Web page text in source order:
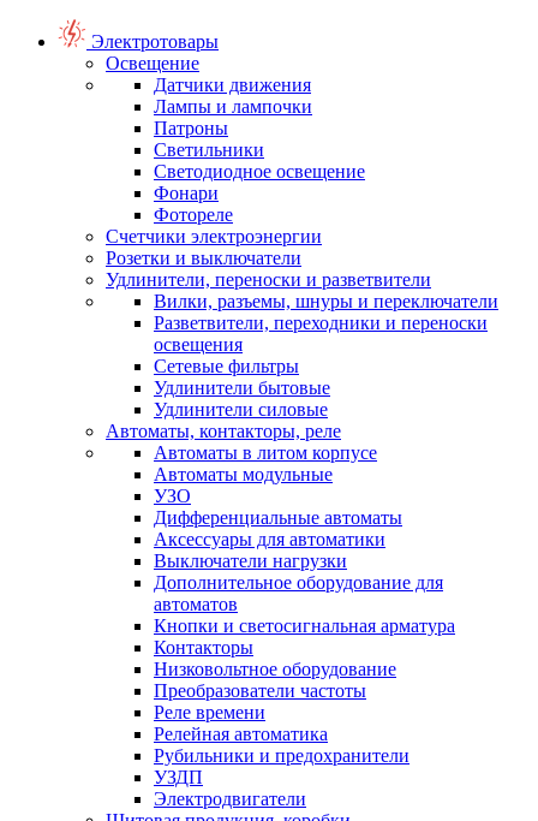
Электротовары
Освещение
Датчики движения
Лампы и лампочки
Патроны
Светильники
Светодиодное освещение
Фонари
Фотореле
Счетчики электроэнергии
Розетки и выключатели
Удлинители, переноски и разветвители
Вилки, разъемы, шнуры и переключатели
Разветвители, переходники и переноски
освещения
Сетевые фильтры
Удлинители бытовые
Удлинители силовые
Автоматы, контакторы, реле
Автоматы в литом корпусе
Автоматы модульные
УЗО
Дифференциальные автоматы
Аксессуары для автоматики
Выключатели нагрузки
Дополнительное оборудование для
автоматов
Кнопки и светосигнальная арматура
Контакторы
Низковольтное оборудование
Преобразователи частоты
Реле времени
Релейная автоматика
Рубильники и предохранители
УЗДП
Электродвигатели